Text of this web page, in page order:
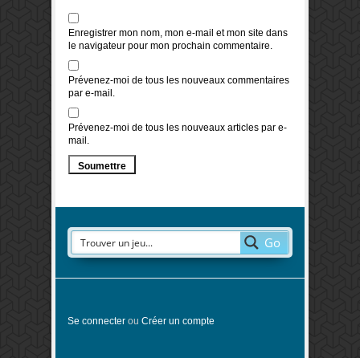
Enregistrer mon nom, mon e-mail et mon site dans
le navigateur pour mon prochain commentaire.
Prévenez-moi de tous les nouveaux commentaires
par e-mail.
Prévenez-moi de tous les nouveaux articles par e-
mail.
Go
Se connecter ou Créer un compte